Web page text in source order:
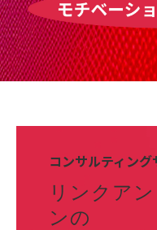
コンサルティン
リンクア
ンの